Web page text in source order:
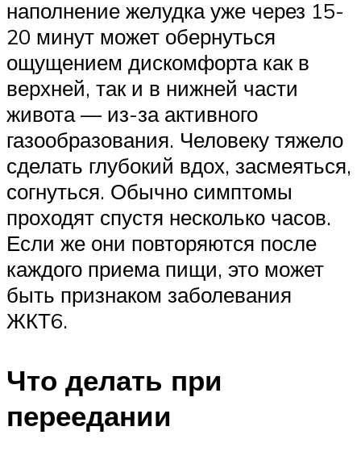
наполнение желудка уже через 15-
20 минут может обернуться
ощущением дискомфорта как в
верхней, так и в нижней части
живота — из-за активного
газообразования. Человеку тяжело
сделать глубокий вдох, засмеяться,
согнуться. Обычно симптомы
проходят спустя несколько часов.
Если же они повторяются после
каждого приема пищи, это может
быть признаком заболевания
ЖКТ6.
Что делать при
переедании